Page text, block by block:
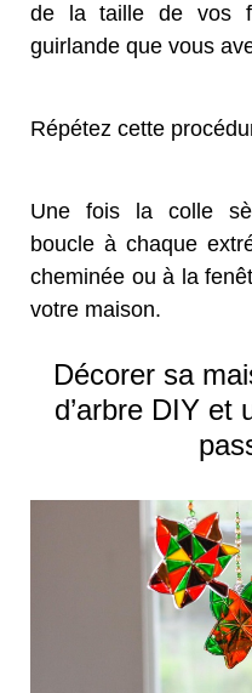
de la taille de vos
guirlande que vous
Répétez cette
Une fois la colle
boucle à chaque
cheminée ou à la
votre maison.
Décorer sa
d’arbre DIY et